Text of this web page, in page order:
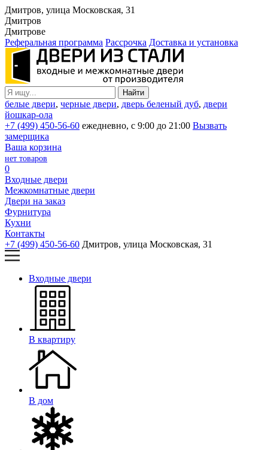
Дмитров, улица Московская, 31
Дмитров
Дмитрове
Реферальная программа Рассрочка Доставка и установка
белые двери, черные двери, дверь беленый дуб, двери
йошкар-ола
+7 (499) 450-56-60 ежедневно, с 9:00 до 21:00 Вызвать
замерщика
Ваша корзина
нет товаров
0
Входные двери
Межкомнатные двери
Двери на заказ
Фурнитура
Кухни
Контакты
+7 (499) 450-56-60 Дмитров, улица Московская, 31
Входные двери
В квартиру
В дом